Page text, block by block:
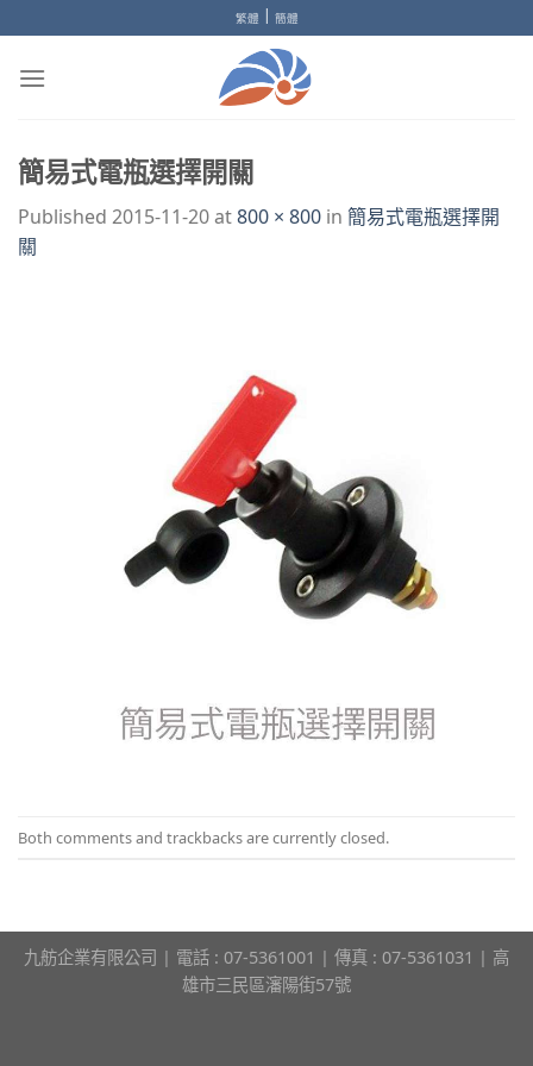
to
content
繁體 | 簡體
簡易式電瓶選擇開關
Published 2015-11-20at800 × 800 in 簡易式電瓶選擇開
關
Both comments and trackbacks are currently closed.
九舫企業有限公司 | 電話 : 07-5361001 | 傳真 : 07-5361031 | 高
雄市三民區瀋陽街57號